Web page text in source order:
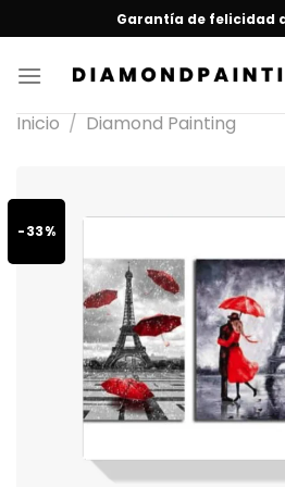
Garantía de felicidad
Inicio / Diamond Painting
-33%